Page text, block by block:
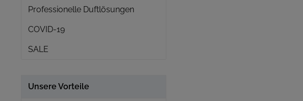
Professionelle Duftlösungen
COVID-19
SALE
Unsere Vorteile